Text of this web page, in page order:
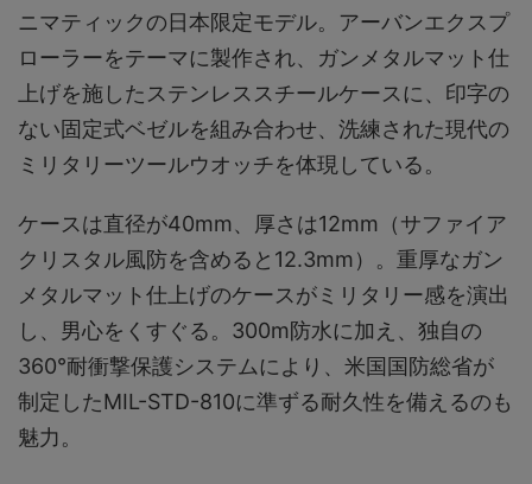
ニマティックの日本限定モデル。アーバンエクスプ
ローラーをテーマに製作され、ガンメタルマット仕
上げを施したステンレススチールケースに、印字の
ない固定式ベゼルを組み合わせ、洗練された現代の
ミリタリーツールウオッチを体現している。
ケースは直径が40mm、厚さは12mm（サファイア
クリスタル風防を含めると12.3mm）。重厚なガン
メタルマット仕上げのケースがミリタリー感を演出
し、男心をくすぐる。300m防水に加え、独自の
360°耐衝撃保護システムにより、米国国防総省が
制定したMIL-STD-810に準ずる耐久性を備えるのも
魅力。